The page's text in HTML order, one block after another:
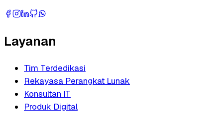
Layanan
Tim Terdedikasi
Rekayasa Perangkat Lunak
Konsultan IT
Produk Digital